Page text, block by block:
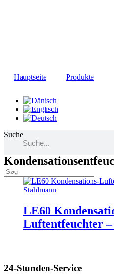
Hauptseite Produkte
Suche
LE60
Luftentfeuchter –
24-Stunden-Service